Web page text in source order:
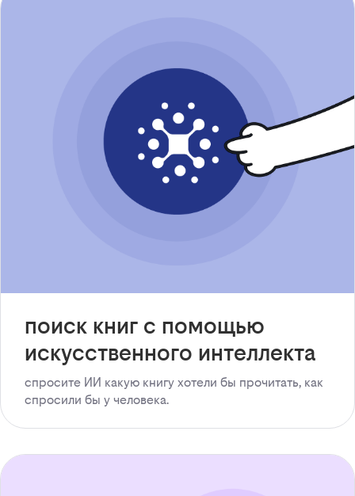
поиск книг с помощью
искусственного интеллекта
спросите ИИ какую книгу хотели бы прочитать, как
спросили бы у человека.